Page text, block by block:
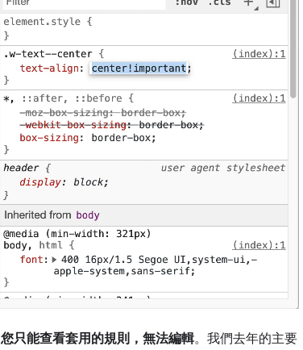
您只能查看套用的規則，無法編輯。我們去年的主要